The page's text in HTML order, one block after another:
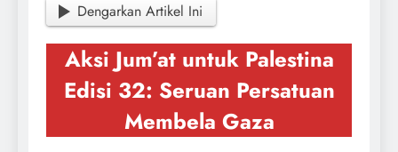
Dengarkan Artikel Ini
Aksi Jum’at untuk Palestina
Edisi 32: Seruan Persatuan
Membela Gaza